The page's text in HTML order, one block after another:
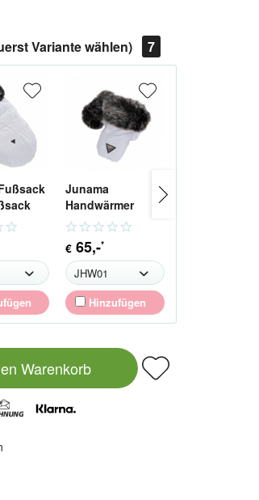
Variante wählen) 7
Junama
Handwärmer
Handmuff für
Kinderwagen
€ 65,-*
Hinzufügen
Warenkorb